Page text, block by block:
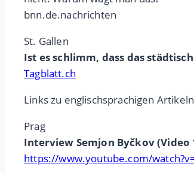
bnn.de.nachrichten
St. Gallen
Ist es schlimm, dass das
Tagblatt.ch
Links zu englischsprachigen Artikeln
Prag
Interview Semjon Byčkov (Video
https://www.youtube.com/